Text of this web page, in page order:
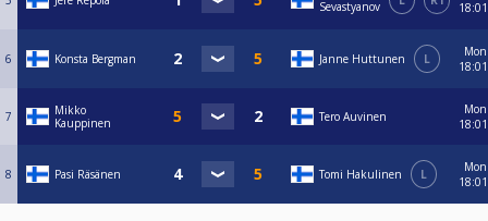
Sevastyanov
18:01
6 Konsta Bergman Janne Huttunen L
Mon
18:01
7
Mikko
Kauppinen
Tero Auvinen
Mon
18:01
8 Pasi Räsänen Tomi Hakulinen L
Mon
18:01